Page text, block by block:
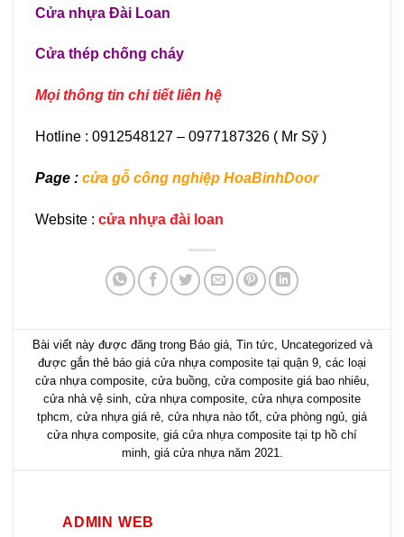
Cửa nhựa Đài Loan
Cửa thép chống cháy
Mọi thông tin chi tiết liên hệ
Hotline : 0912548127 – 0977187326 ( Mr Sỹ )
Page : cửa gỗ công nghiệp HoaBinhDoor
Website : cửa nhựa đài loan
Bài viết này được đăng trong Báo giá, Tin tức Uncategorized và
được gắn thẻ báo giá cửa nhựa composite tại quận 9 các loại
cửa nhựa composite, cửa buồng, cửa composite giá bao nhiêu,
cửa nhà vệ sinh cửa nhựa composite cửa nhựa composite
tphcm cửa nhựa giá rẻ cửa nhựa nào tốt cửa phòng ngủ giá
cửa nhựa composite giá cửa nhựa composite tại tp hồ chí
minh, giá cửa nhựa năm 2021
ADMIN WEB